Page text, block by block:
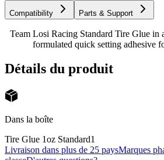
Compatibility Parts & Support
Team Losi Racing Standard Tire Glue
formulated quick setting adhesive
Détails du produit
Dans la boîte
Tire Glue 1oz Standard1
Livraison dans plus de 25 paysMarques